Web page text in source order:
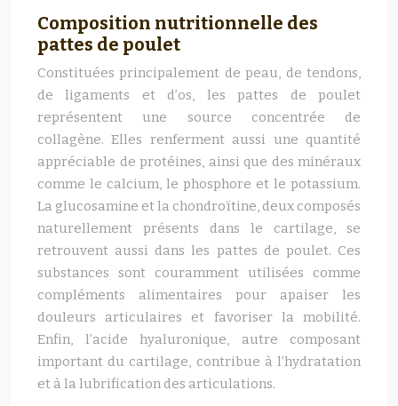
Composition nutritionnelle des
pattes de poulet
Constituées principalement de peau, de tendons,
de ligaments et d’os, les pattes de poulet
représentent une source concentrée de
collagène. Elles renferment aussi une quantité
appréciable de protéines, ainsi que des minéraux
comme le calcium, le phosphore et le potassium.
La glucosamine et la chondroïtine, deux composés
naturellement présents dans le cartilage, se
retrouvent aussi dans les pattes de poulet. Ces
substances sont couramment utilisées comme
compléments alimentaires pour apaiser les
douleurs articulaires et favoriser la mobilité.
Enfin, l’acide hyaluronique, autre composant
important du cartilage, contribue à l’hydratation
et à la lubrification des articulations.